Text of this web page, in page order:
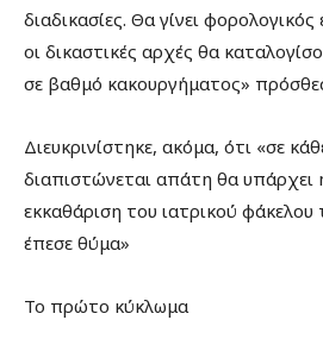
διαδικασίες. Θα γίνει φορολογικός
οι δικαστικές αρχές θα
σε βαθμό κακουργήματος»
Διευκρινίστηκε, ακόμα, ότι «σε
διαπιστώνεται απάτη θα υπάρχει
εκκαθάριση του ιατρικού
έπεσε θύμα»
Το πρώτο κύκλωμα